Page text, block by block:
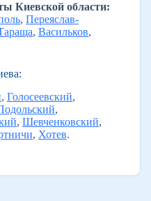
Киевской области:
, Переяслав-
, Васильков,
, Голосеевский,
,
, Шевченковский,
, Хотев.